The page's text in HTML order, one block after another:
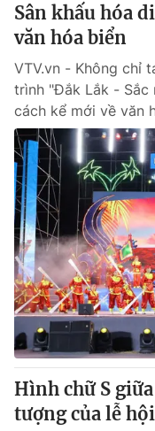
Góc doanh nghiệp
Truyền hình
Hậu trường
Nhân vật
Khán giả
Giải sao mai
Giải trí
Điện ảnh
Âm nhạc
Sao
Đời sống
Du lịch
Làm đẹp
Chất lượng cuộc
Giáo dục
Tuyển sinh
Học trực tuyến
Công nghệ
Hitech Công nghệ
Sản phẩm
Thị trường
Tư vấn
Giao lưu trực
Lịch phát sóng
Chuyên mục khác
Emagazine
Sân khấu hóa
văn hóa biển
VTV.vn - Không chỉ
trình "Đắk Lắk - Sắc
cách kể mới về văn
Hình chữ S
tượng của lễ